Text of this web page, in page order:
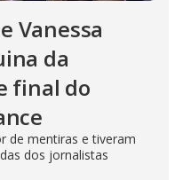
Vanessa
da
final do
de mentiras e tiveram
dos jornalistas